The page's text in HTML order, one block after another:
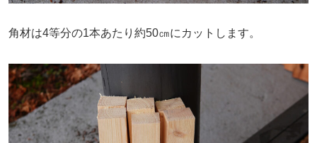
角材は4等分の1本あたり約50㎝にカットします。